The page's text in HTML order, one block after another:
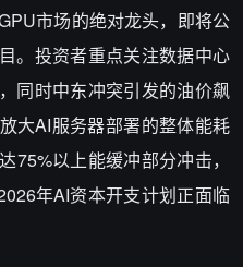
市场的绝对龙头，即将公
。投资者重点关注数据中心
同时中东冲突引发的油价飙
大AI服务器部署的整体能耗
75%以上能缓冲部分冲击，
年AI资本开支计划正面临